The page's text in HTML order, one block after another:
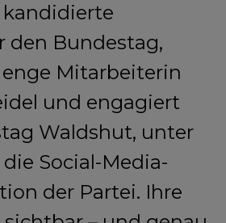
kandidierte
den Bundestag,
Mitarbeiterin
und engagiert
Waldshut, unter
Social-Media-
der Partei. Ihre